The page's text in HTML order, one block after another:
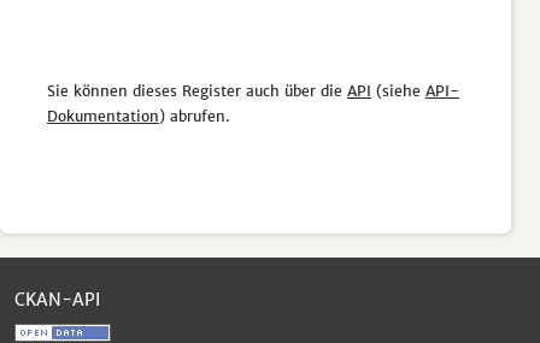
Sie können dieses Register auch über die API (siehe API-
Dokumentation) abrufen.
CKAN-API